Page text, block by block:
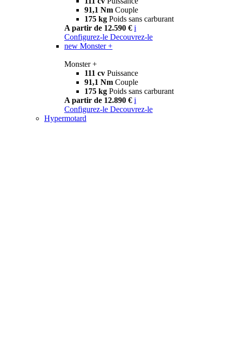
91,1 Nm Couple
175 kg Poids sans carburant
A partir de 12.590 € i
Configurez-le Decouvrez-le
new Monster +
Monster +
111 cv Puissance
91,1 Nm Couple
175 kg Poids sans carburant
A partir de 12.890 € i
Configurez-le Decouvrez-le
Hypermotard